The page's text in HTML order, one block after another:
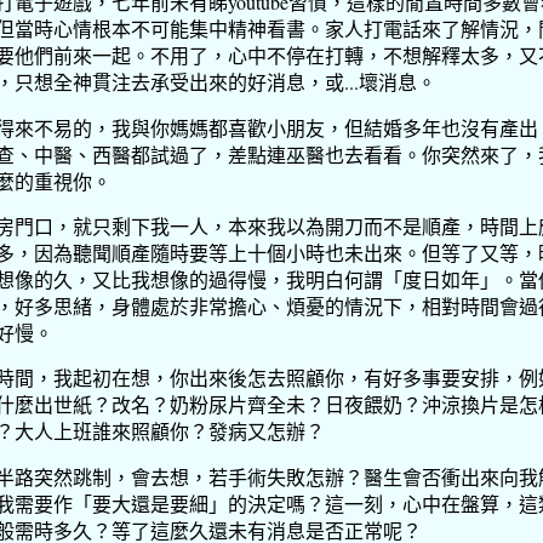
當時心情根本不可能集中精神看書。家人打電話來了解情況，
他們前來一起。不用了，心中不停在打轉，不想解釋太多，又
只想全神貫注去承受出來的好消息，或...壞消息。
來不易的，我與你媽媽都喜歡小朋友，但結婚多年也沒有產出
、中醫、西醫都試過了，差點連巫醫也去看看。你突然來了，
的重視你。
門口，就只剩下我一人，本來我以為開刀而不是順產，時間上
，因為聽聞順產隨時要等上十個小時也未出來。但等了又等，
像的久，又比我想像的過得慢，我明白何謂「度日如年」。當
好多思緒，身體處於非常擔心、煩憂的情況下，相對時間會過
慢。
間，我起初在想，你出來後怎去照顧你，有好多事要安排，例
麼出世紙？改名？奶粉尿片齊全未？日夜餵奶？沖涼換片是怎
大人上班誰來照顧你？發病又怎辦？
路突然跳制，會去想，若手術失敗怎辦？醫生會否衝出來向我
需要作「要大還是要細」的決定嗎？這一刻，心中在盤算，這
需時多久？等了這麼久還未有消息是否正常呢？